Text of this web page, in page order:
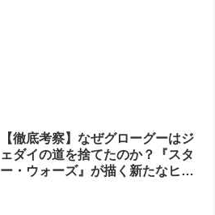
【徹底考察】なぜグローグーはジ
ェダイの道を捨てたのか？『スタ
ー・ウォーズ』が描く新たなヒー